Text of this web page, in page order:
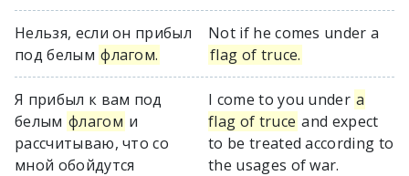
Нельзя, если он прибыл
под белым флагом.
Not if he comes under a
flag of truce.
Я прибыл к вам под
белым флагом и
рассчитываю, что со
мной обойдутся
I come to you under a
flag of truce and expect
to be treated according to
the usages of war.